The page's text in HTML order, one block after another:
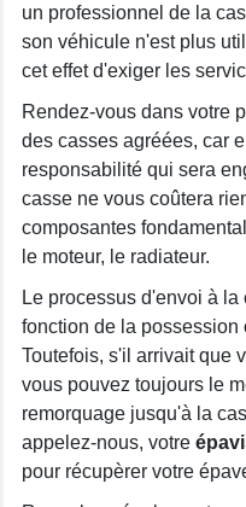
un professionnel de la
son véhicule n'est plus
cet effet d'exiger les
Rendez-vous dans votre
des casses agréées, car
responsabilité qui sera
casse ne vous coûtera
composantes
le moteur, le radiateur.
Le processus d'envoi à
fonction de la possession
Toutefois, s'il arrivait que
vous pouvez toujours le
remorquage jusqu'à la
appelez-nous, votre
pour récupèrer votre